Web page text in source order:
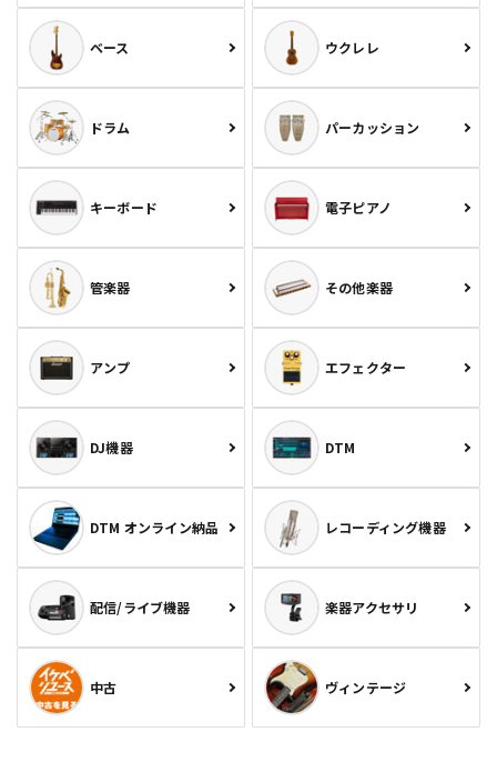
ベース ウクレレ
ドラム パーカッション
キーボード 電子ピアノ
管楽器 その他楽器
アンプ エフェクター
DJ機器 DTM
DTM オンライン納品 レコーディング機器
配信/ライブ機器 楽器アクセサリ
中古 ヴィンテージ